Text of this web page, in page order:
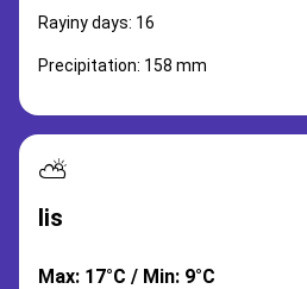
Rayiny days: 16
Precipitation: 158 mm
⛅
lis
Max: 17°C / Min: 9°C